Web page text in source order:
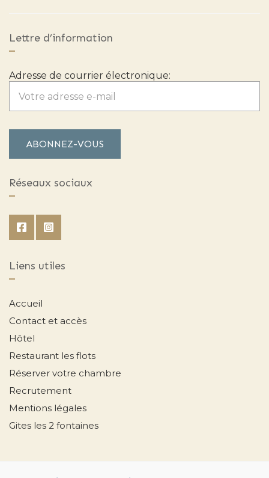
Lettre d’information
Adresse de courrier électronique:
Réseaux sociaux
Liens utiles
Accueil
Contact et accès
Hôtel
Restaurant les flots
Réserver votre chambre
Recrutement
Mentions légales
Gites les 2 fontaines